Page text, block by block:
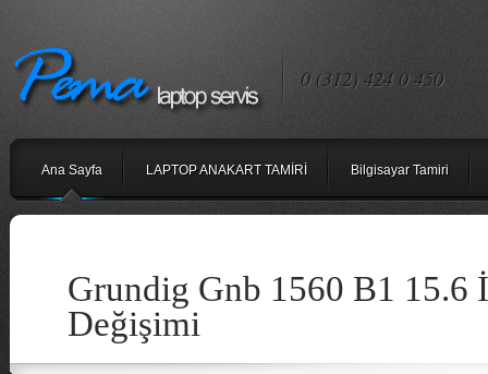
0 (312) 424 0 450
Ana Sayfa LAPTOP ANAKART TAMİRİ Bilgisayar Tamiri
Grundig Gnb 1560 B1 15.6
Değişimi